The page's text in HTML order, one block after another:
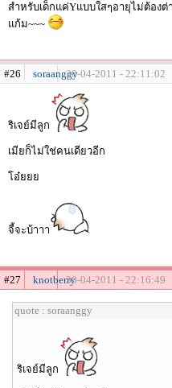
สำหรับเด็กแค่Yแบบใสๆอายุไม่ต้อง
แก้ม~~~
#26 soraanggy30-04-2011 - 22:11:02
ริเจย์มีลูก
เมียก็ไม่ใช่คนเดียวอีก
โอ๋ยยย
จี้จะบ้าาา
#27 knotberry30-04-2011 - 22:16:49
quote : soraanggy
ริเจย์มีลูก